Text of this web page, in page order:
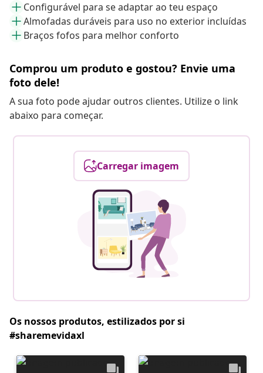
Configurável para se adaptar ao teu espaço
Almofadas duráveis para uso no exterior incluídas
Braços fofos para melhor conforto
Comprou um produto e gostou? Envie uma
foto dele!
A sua foto pode ajudar outros clientes. Utilize o link
abaixo para começar.
Carregar imagem
Os nossos produtos, estilizados por si
#sharemevidaxl